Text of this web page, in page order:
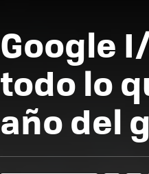
Google
todo lo
año del